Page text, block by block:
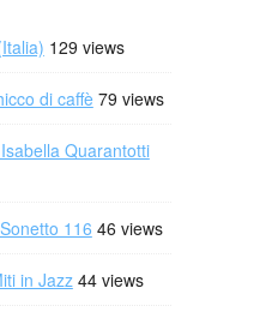
129 views
di caffè 79 views
Quarantotti
116 46 views
in Jazz 44 views